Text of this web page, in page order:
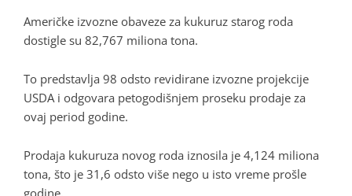
Američke izvozne obaveze za kukuruz starog roda
dostigle su 82,767 miliona tona.
To predstavlja 98 odsto revidirane izvozne projekcije
USDA i odgovara petogodišnjem proseku prodaje za
ovaj period godine.
Prodaja kukuruza novog roda iznosila je 4,124 miliona
tona, što je 31,6 odsto više nego u isto vreme prošle
godine.